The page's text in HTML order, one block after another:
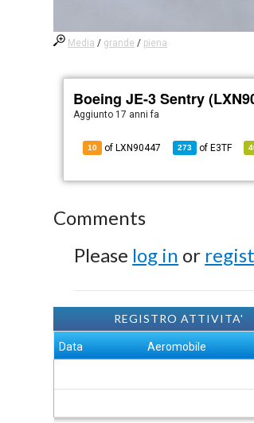
Media / grande / piena
Boeing JE-3 Sentry
Aggiunto 17 anni fa
10 of LXN90447 273 of E3TF
Comments
Please log in or
REGISTRO ATTIVITA'
Data Aeromobile